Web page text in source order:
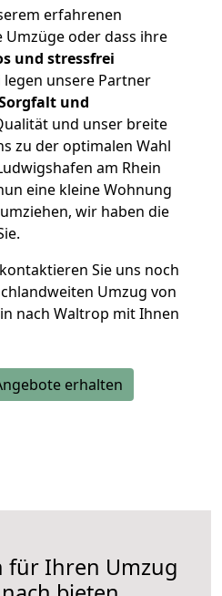
erfahrenen
oder dass ihre
und stressfrei
unsere Partner
und
und unser breite
zu der optimalen Wahl
am Rhein
eine kleine Wohnung
wir haben die
Sie uns noch
Umzug von
nach Waltrop mit Ihnen
erhalten
für Ihren Umzug